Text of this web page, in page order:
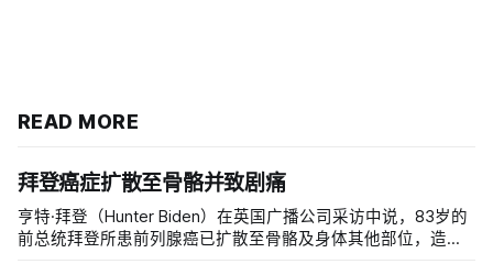
READ MORE
拜登癌症扩散至骨骼并致剧痛
亨特·拜登（Hunter Biden）在英国广播公司采访中说，83岁的
前总统拜登所患前列腺癌已扩散至骨骼及身体其他部位，造成